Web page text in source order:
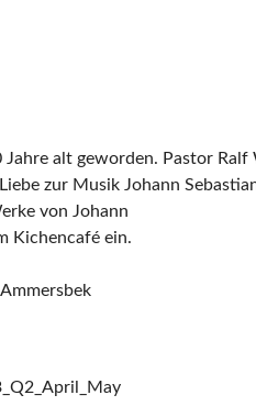
alt geworden. Pastor
zur Musik Johann
von Johann
Kichencafé ein.